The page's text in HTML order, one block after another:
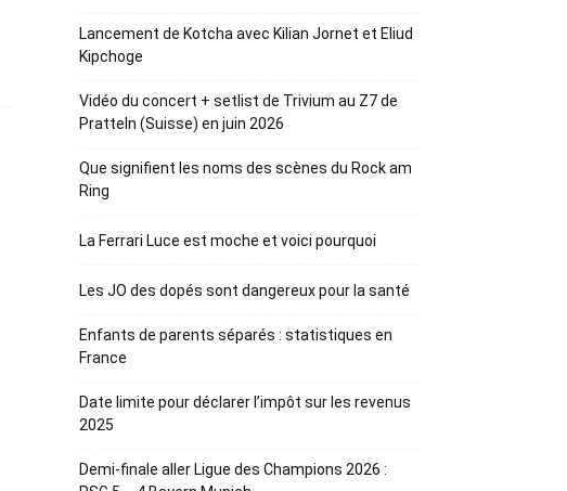
Lancement de Kotcha avec Kilian Jornet et Eliud
Kipchoge
Vidéo du concert + setlist de Trivium au Z7 de
Pratteln (Suisse) en juin 2026
Que signifient les noms des scènes du Rock am
Ring
La Ferrari Luce est moche et voici pourquoi
Les JO des dopés sont dangereux pour la santé
Enfants de parents séparés : statistiques en
France
Date limite pour déclarer l’impôt sur les revenus
2025
Demi-finale aller Ligue des Champions 2026 :